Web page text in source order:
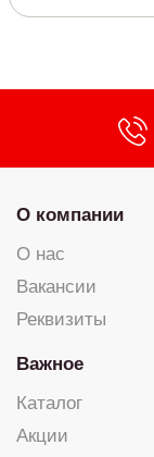
О компании
О нас
Вакансии
Реквизиты
Важное
Каталог
Акции